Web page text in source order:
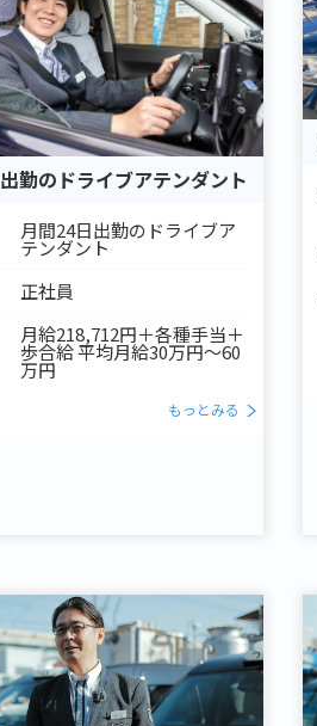
勤のドライブアテンダント
月間24日出勤のドライブア
テンダント
正社員
月給218,712円＋各種手当＋
歩合給 平均月給30万円～60
万円
もっとみる